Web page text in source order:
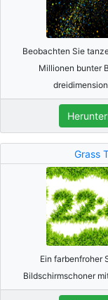
Beobachten Sie
Millionen bunter
Grass
Ein farbenfroher
Bildschirmschoner